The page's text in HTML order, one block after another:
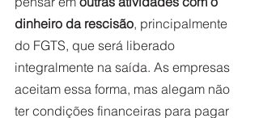
dinheiro da rescisão, principalmente
do FGTS, que será liberado
integralmente na saída. As empresas
aceitam essa forma, mas alegam não
ter condições financeiras para pagar